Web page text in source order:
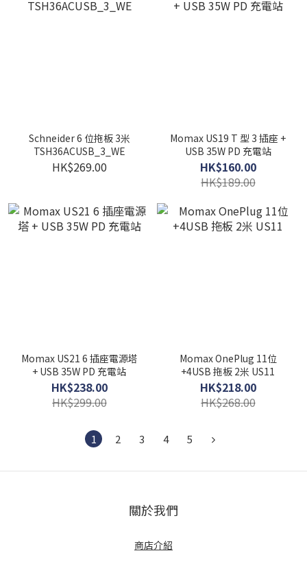
Schneider 6 位拖板 3米
TSH36ACUSB_3_WE
HK$269.00
Momax US19 T 型 3 插座 +
USB 35W PD 充電站
HK$160.00
HK$189.00
Momax US21 6 插座電源塔
+ USB 35W PD 充電站
HK$238.00
HK$299.00
Momax OnePlug 11位
+4USB 拖板 2米 US11
HK$218.00
HK$268.00
1 2 3 4 5
關於我們
商店介紹